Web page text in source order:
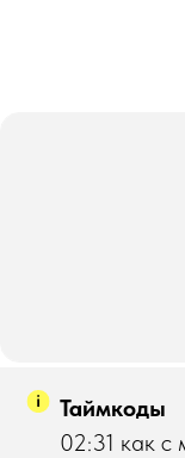
Таймкоды
02:31 как с